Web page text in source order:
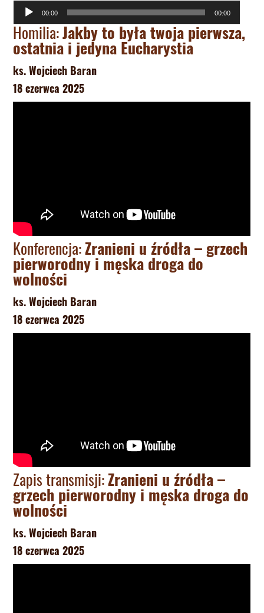
Odtwarzacz
plików
dźwiękowych
00:00 00:00
Homilia:Jakby to była twoja pierwsza,
ostatnia i jedyna Eucharystia
ks. Wojciech Baran
18 czerwca 2025
Konferencja:Zranieni u źródła – grzech
pierworodny i męska droga do
wolności
ks. Wojciech Baran
18 czerwca 2025
Zapis transmisji:Zranieni u źródła –
grzech pierworodny i męska droga do
wolności
ks. Wojciech Baran
18 czerwca 2025